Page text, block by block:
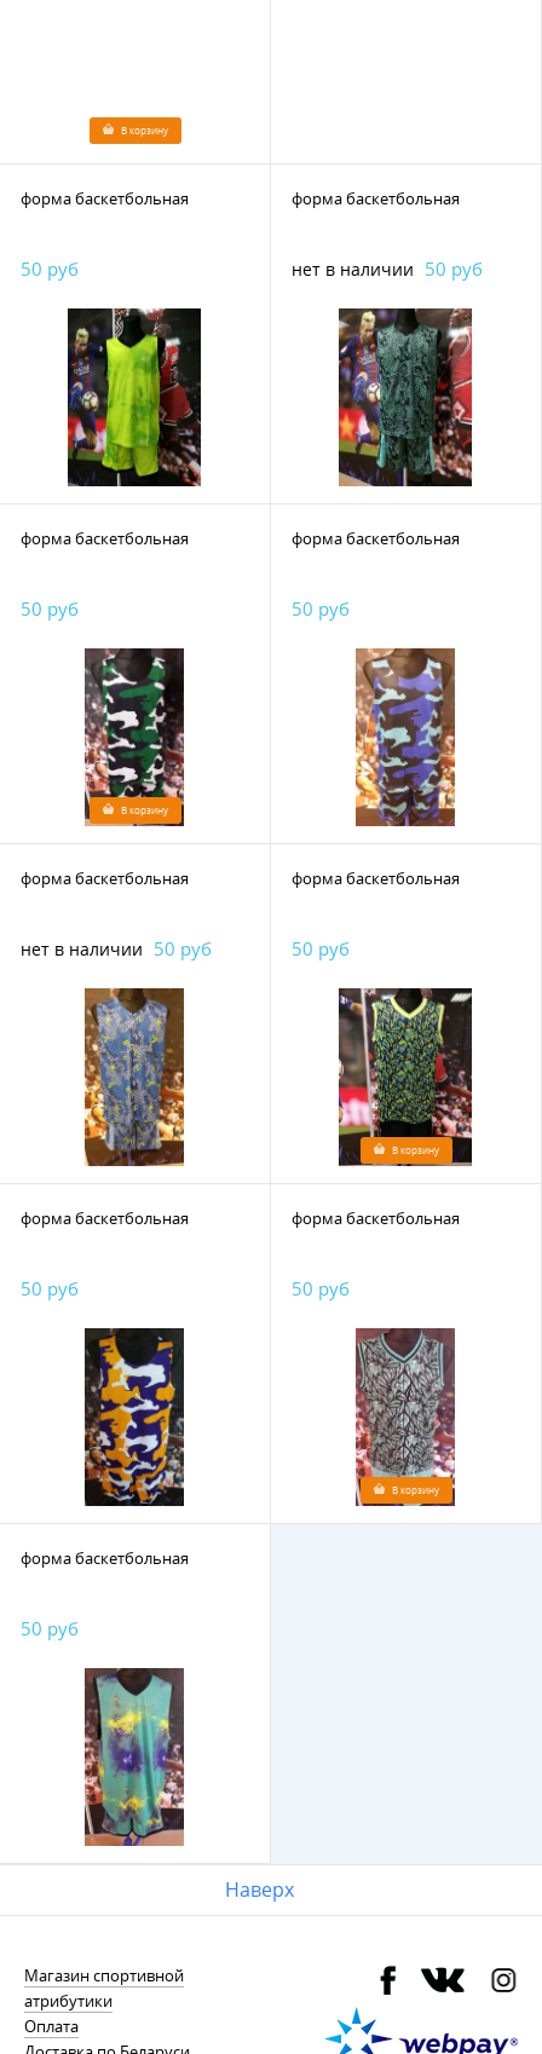
В корзину
форма баскетбольная
50 руб
форма баскетбольная
нет в наличии 50 руб
форма баскетбольная
50 руб
В корзину
форма баскетбольная
50 руб
форма баскетбольная
нет в наличии 50 руб
форма баскетбольная
50 руб
В корзину
форма баскетбольная
50 руб
форма баскетбольная
50 руб
В корзину
форма баскетбольная
50 руб
Наверх
Магазин спортивной
атрибутики
Оплата